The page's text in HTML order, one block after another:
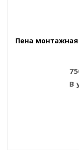
Пена монтажная
В